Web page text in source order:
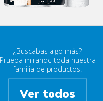
¿Buscabas algo más?
Prueba mirando toda nuestra
familia de productos.
Ver todos